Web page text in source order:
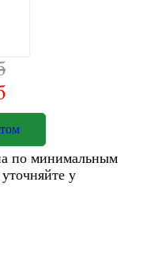
по минимальным
у